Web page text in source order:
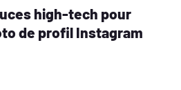
high-tech pour
de profil Instagram